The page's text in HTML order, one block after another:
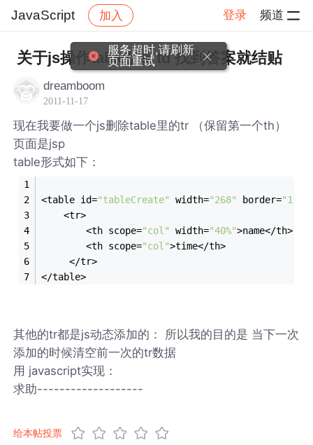
JavaScript 加入 登录 频道
社区 JavaScript 帖子详情
关于js操作table的tr td 找到答案就结贴
dreamboom
2011-11-17
现在我要做一个js删除table里的tr （保留第一个th）
页面是jsp
table形式如下：
<table id="tableCreate" width="268" border="1"
	<tr>
		<th scope=
"col" width="40%">name</th>
		<th scope=
"col">time</th>
</table>
其他的tr都是js动态添加的： 所以我的目的是 当下一次
添加的时候清空前一次的tr数据
用 javascript实现：
求助-------------------
给本帖投票
服务超时,请刷新
页面重试